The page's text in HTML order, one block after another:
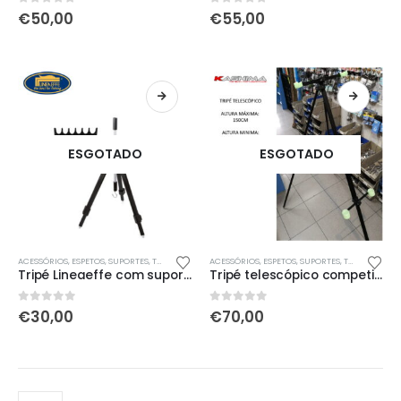
0out of 5
€50,00 0out of 5
€55,00
ESGOTADO
ACESSÓRIOS, ESPETOS, SUPORTES, TRIPÉS
Tripé Lineaeffe com suporte EVA para 6 canas
0out of 5
€30,00
ESGOTADO
ACESSÓRIOS, ESPETOS, SUPORTES, TRIPÉS
Tripé telescópico competição Kashima
0out of 5
€70,00